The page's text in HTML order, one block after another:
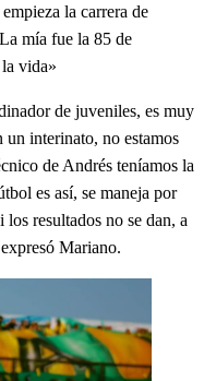
la carrera de
mía fue la 85 de
vida»
de juveniles, es muy
un interinato, no estamos
de Andrés teníamos la
es así, se maneja por
resultados no se dan, a
Mariano.